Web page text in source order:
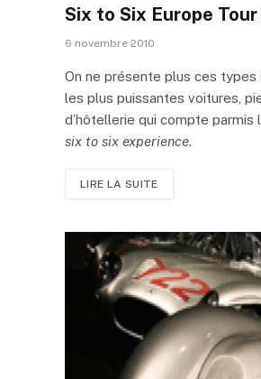
Six to Six Europe Tour
6 novembre 2010
On ne présente plus ces types
les plus puissantes voitures,
d’hôtellerie qui compte parmis
six to six experience.
LIRE LA SUITE